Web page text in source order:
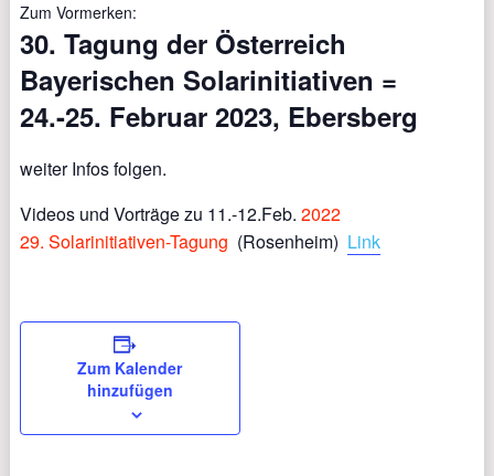
Zum Vormerken:
30. Tagung der Österreich
Bayerischen Solarinitiativen =
24.-25. Februar 2023, Ebersberg
weiter Infos folgen.
Videos und Vorträge zu 11.-12.Feb. 2022
29. Solarinitiativen-Tagung (Rosenheim) Link
Zum Kalender
hinzufügen